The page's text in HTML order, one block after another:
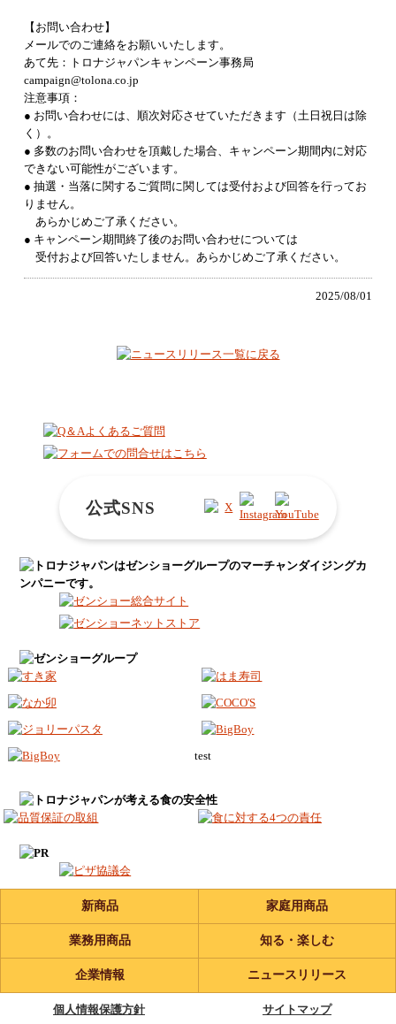
【お問い合わせ】
メールでのご連絡をお願いいたします。
あて先：トロナジャパンキャンペーン事務局
campaign@tolona.co.jp
注意事項：
● お問い合わせには、順次対応させていただきます（土日祝日は除
く）。
● 多数のお問い合わせを頂戴した場合、キャンペーン期間内に対応
できない可能性がございます。
● 抽選・当落に関するご質問に関しては受付および回答を行ってお
りません。
あらかじめご了承ください。
● キャンペーン期間終了後のお問い合わせについては
受付および回答いたしません。あらかじめご了承ください。
2025/08/01
公式SNS
test
新商品 家庭用商品
業務用商品 知る・楽しむ
企業情報 ニュースリリース
個人情報保護方針 サイトマップ